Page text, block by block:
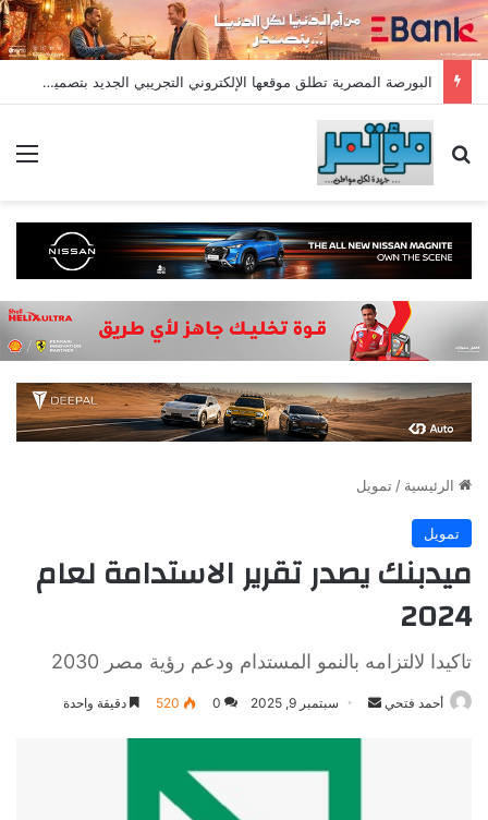
البورصة المصرية تطلق موقعها الإلكتروني التجريبي الجديد بتصميم عصري ومؤشرات لحظية وأقسام متطورة
بحث عن
الرئيسية / تمويل
تمويل
ميدبنك يصدر تقرير الاستدامة لعام
2024
تاكيدا لالتزامه بالنمو المستدام ودعم رؤية مصر 2030
أحمد فتحي
أرسل سبتمبر 9, 2025 0
520 دقيقة واحدة